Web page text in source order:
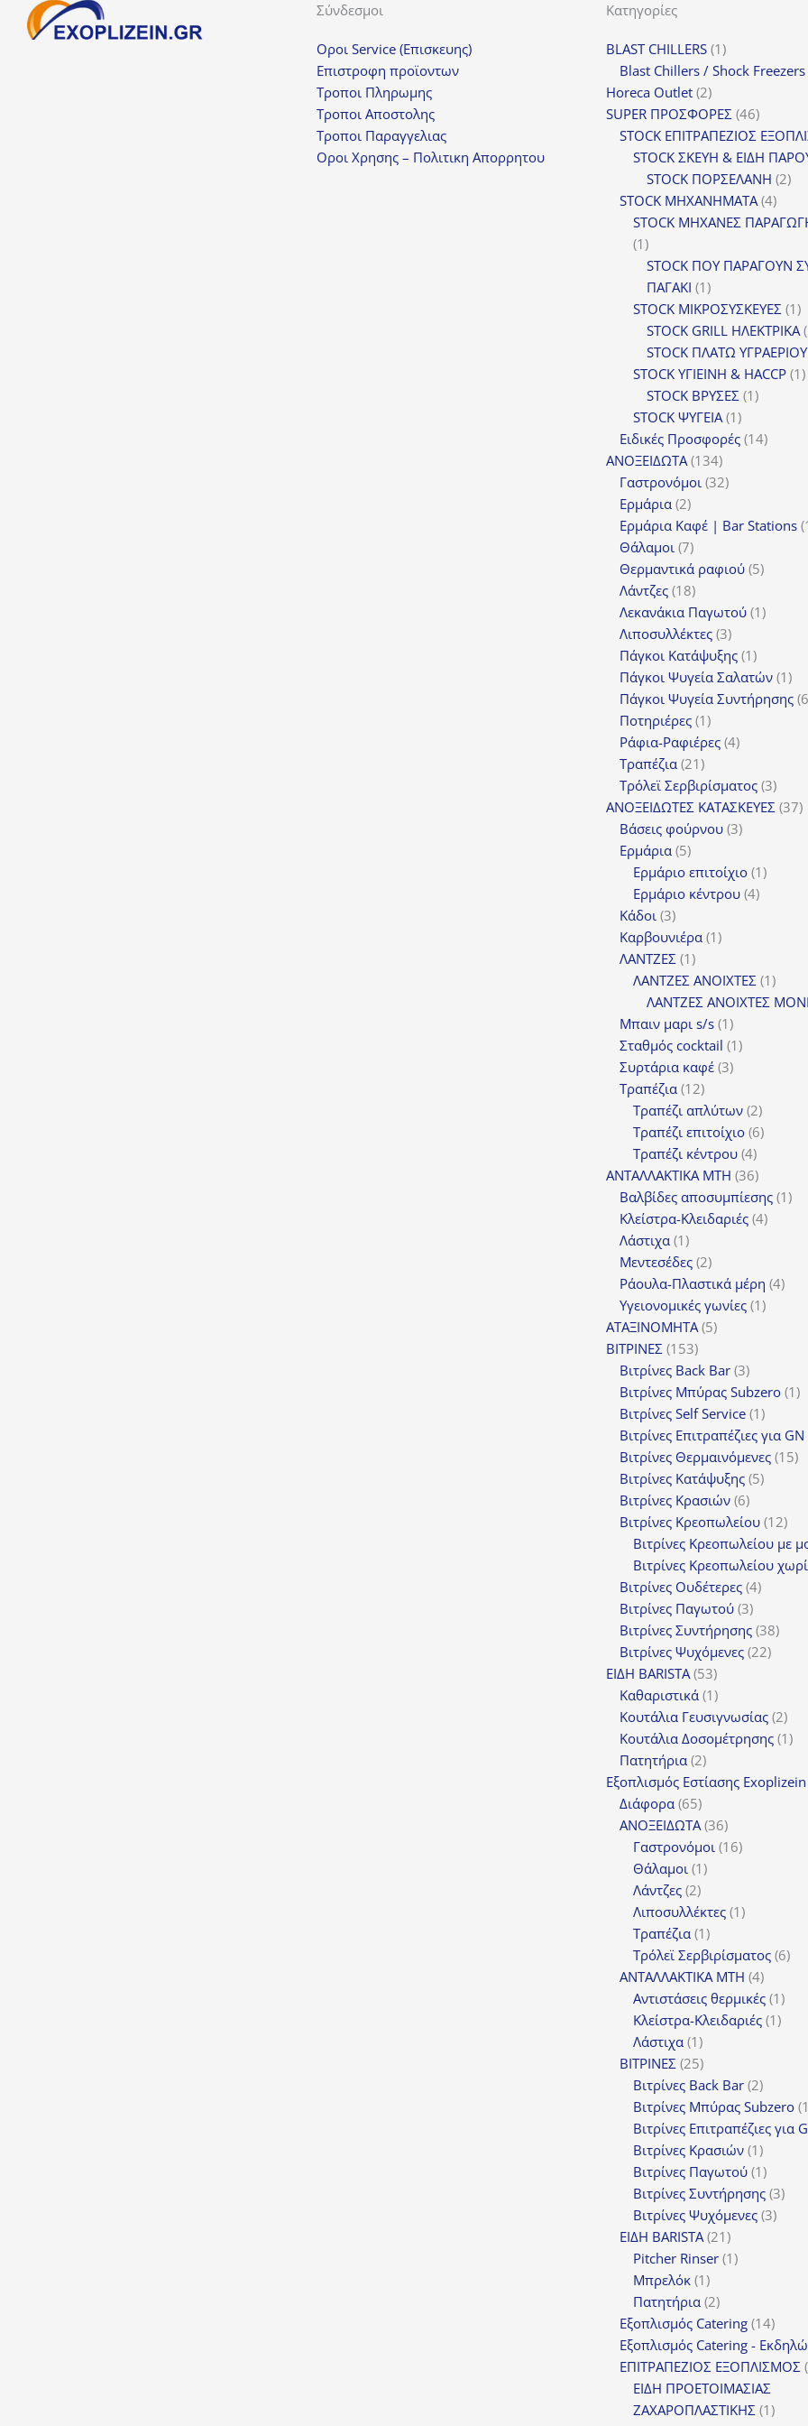
Σύνδεσμοι
Οροι Service (Επισκευης)
Επιστροφη προϊοντων
Τροποι Πληρωμης
Τροποι Αποστολης
Τροποι Παραγγελιας
Οροι Χρησης – Πολιτικη Απορρητου
Κατηγορίες
BLAST CHILLERS 11
προϊόν
Blast Chillers / Shock Freezers
Horeca Outlet 22
προϊόντα
SUPER ΠΡΟΣΦΟΡΕΣ 4646
STOCK ΕΠΙΤΡΑΠΕΖΙΟΣ
STOCK ΣΚΕΥΗ & ΕΙΔΗ
STOCK ΠΟΡΣΕΛΑΝΗ 22
STOCK ΜΗΧΑΝΗΜΑΤΑ 44
STOCK ΜΗΧΑΝΕΣ
11
προϊόν
STOCK ΠΟΥ ΠΑΡΑΓΟΥΝ
ΠΑΓΑΚΙ 11
προϊόν
STOCK ΜΙΚΡΟΣΥΣΚΕΥΕΣ 11
STOCK GRILL ΗΛΕΚΤΡΙΚΑ
STOCK ΠΛΑΤΩ ΥΓΡΑΕΡΙΟΥ
STOCK ΥΓΙΕΙΝΗ & HACCP 11
STOCK ΒΡΥΣΕΣ 11
STOCK ΨΥΓΕΙΑ 11
προϊόν
Ειδικές Προσφορές 1414
ΑΝΟΞΕΙΔΩΤΑ 134134
προϊόντα
Γαστρονόμοι 3232
Ερμάρια 22
προϊόντα
Ερμάρια Καφέ | Bar Stations
Θάλαμοι 77
προϊόντα
Θερμαντικά ραφιού 55
Λάντζες 1818
προϊόντα
Λεκανάκια Παγωτού 11
Λιποσυλλέκτες 33
προϊόντα
Πάγκοι Κατάψυξης 11
προϊόν
Πάγκοι Ψυγεία Σαλατών 11
Πάγκοι Ψυγεία Συντήρησης 6
Ποτηριέρες 11
προϊόν
Ράφια-Ραφιέρες 44
Τραπέζια 2121
προϊόντα
Τρόλεϊ Σερβιρίσματος 33
ΑΝΟΞΕΙΔΩΤΕΣ ΚΑΤΑΣΚΕΥΕΣ 3737
Βάσεις φούρνου 33
Ερμάρια 55
προϊόντα
Ερμάριο επιτοίχιο 11
Ερμάριο κέντρου 44
Κάδοι 33
προϊόντα
Καρβουνιέρα 11
ΛΑΝΤΖΕΣ 11
προϊόν
ΛΑΝΤΖΕΣ ΑΝΟΙΧΤΕΣ 11
ΛΑΝΤΖΕΣ ΑΝΟΙΧΤΕΣ
Μπαιν μαρι s/s 11
προϊόν
Σταθμός cocktail 11
Συρτάρια καφέ 33
Τραπέζια 1212
προϊόντα
Τραπέζι απλύτων 22
προϊόντα
Τραπέζι επιτοίχιο 66
Τραπέζι κέντρου 44
προϊόντα
ΑΝΤΑΛΛΑΚΤΙΚΑ MTH 3636
προϊόντα
Βαλβίδες αποσυμπίεσης 11
Κλείστρα-Κλειδαριές 44
Λάστιχα 11
προϊόν
Μεντεσέδες 22
προϊόντα
Ράουλα-Πλαστικά μέρη 44
Υγειονομικές γωνίες 11
ΑΤΑΞΙΝΟΜΗΤΑ 55
ΒΙΤΡΙΝΕΣ 153153
προϊόντα
Βιτρίνες Back Bar 33
προϊόντα
Βιτρίνες Mπύρας Subzero 11
Βιτρίνες Self Service 11
προϊόν
Βιτρίνες Επιτραπέζιες για GN
Βιτρίνες Θερμαινόμενες 1515
Βιτρίνες Κατάψυξης 55
Βιτρίνες Κρασιών 66
προϊόντα
Βιτρίνες Κρεοπωλείου 1212
Βιτρίνες Κρεοπωλείου με
Βιτρίνες Κρεοπωλείου
Βιτρίνες Ουδέτερες 44
Βιτρίνες Παγωτού 33
προϊόντα
Βιτρίνες Συντήρησης 3838
Βιτρίνες Ψυχόμενες 2222
ΕΙΔΗ BARISTA 5353
προϊόντα
Καθαριστικά 11
προϊόν
Κουτάλια Γευσιγνωσίας 22
Κουτάλια Δοσομέτρησης 11
Πατητήρια 22
προϊόντα
Εξοπλισμός Εστίασης Exoplizein
Διάφορα 6565
προϊόντα
ΑΝΟΞΕΙΔΩΤΑ 3636
προϊόντα
Γαστρονόμοι 1616
Θάλαμοι 11
Λάντζες 22
προϊόντα
Λιποσυλλέκτες 11
Τραπέζια 11
προϊόν
Τρόλεϊ Σερβιρίσματος 66
ΑΝΤΑΛΛΑΚΤΙΚΑ MTH 44
Αντιστάσεις θερμικές 11
Κλείστρα-Κλειδαριές 11
Λάστιχα 11
προϊόν
ΒΙΤΡΙΝΕΣ 2525
προϊόντα
Βιτρίνες Back Bar 22
Βιτρίνες Mπύρας Subzero 1
Βιτρίνες Επιτραπέζιες για
Βιτρίνες Κρασιών 11
προϊόν
Βιτρίνες Παγωτού 11
προϊόν
Βιτρίνες Συντήρησης 33
Βιτρίνες Ψυχόμενες 33
ΕΙΔΗ BARISTA 2121
προϊόντα
Pitcher Rinser 11
Μπρελόκ 11
προϊόν
Πατητήρια 22
προϊόντα
Εξοπλισμός Catering 1414
Εξοπλισμός Catering -
ΕΠΙΤΡΑΠΕΖΙΟΣ ΕΞΟΠΛΙΣΜΟΣ
ΕΙΔΗ ΠΡΟΕΤΟΙΜΑΣΙΑΣ
ΖΑΧΑΡΟΠΛΑΣΤΙΚΗΣ 11